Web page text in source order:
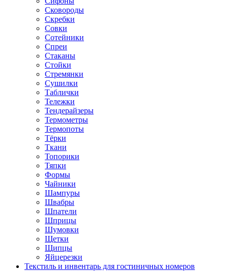
Сковороды
Скребки
Совки
Сотейники
Спреи
Стаканы
Стойки
Стремянки
Сушилки
Таблички
Тележки
Тендерайзеры
Термометры
Термопоты
Тёрки
Ткани
Топорики
Тяпки
Формы
Чайники
Шампуры
Швабры
Шпатели
Шприцы
Шумовки
Щетки
Щипцы
Яйцерезки
Текстиль и инвентарь для гостиничных номеров